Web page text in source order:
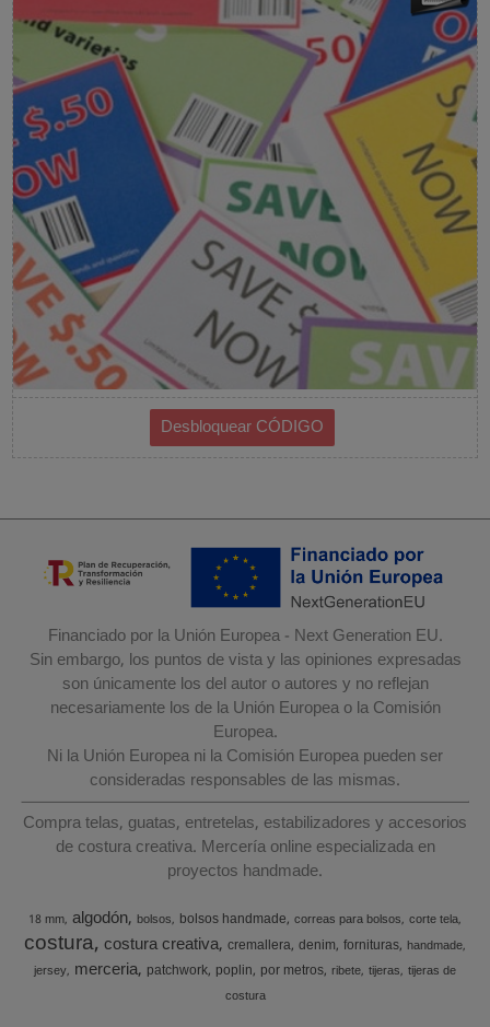
Financiado por la Unión Europea - Next Generation EU.
Sin embargo, los puntos de vista y las opiniones expresadas
son únicamente los del autor o autores y no reflejan
necesariamente los de la Unión Europea o la Comisión
Europea.
Ni la Unión Europea ni la Comisión Europea pueden ser
consideradas responsables de las mismas.
Compra telas, guatas, entretelas, estabilizadores y accesorios
de costura creativa. Mercería online especializada en
proyectos handmade.
18 mm algodón bolsos bolsos handmade correas para bolsos corte tela
costura costura creativa cremallera denim fornituras handmade
jersey merceria patchwork poplin por metros ribete tijeras tijeras de
costura